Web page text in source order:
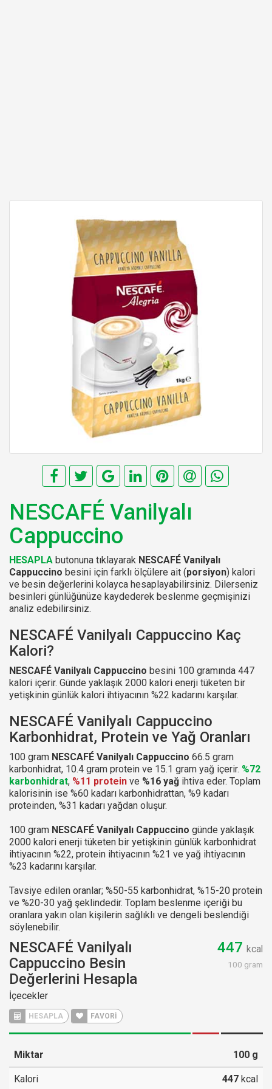
NESCAFÉ Vanilyalı
Cappuccino
HESAPLA butonuna tıklayarak NESCAFÉ Vanilyalı
Cappuccino besini için farklı ölçülere ait (porsiyon) kalori
ve besin değerlerini kolayca hesaplayabilirsiniz. Dilerseniz
besinleri günlüğünüze kaydederek beslenme geçmişinizi
analiz edebilirsiniz.
NESCAFÉ Vanilyalı Cappuccino Kaç
Kalori?
NESCAFÉ Vanilyalı Cappuccino besini 100 gramında 447
kalori içerir. Günde yaklaşık 2000 kalori enerji tüketen bir
yetişkinin günlük kalori ihtiyacının %22 kadarını karşılar.
NESCAFÉ Vanilyalı Cappuccino
Karbonhidrat, Protein ve Yağ Oranları
100 gram NESCAFÉ Vanilyalı Cappuccino 66.5 gram
karbonhidrat, 10.4 gram protein ve 15.1 gram yağ içerir. %72
karbonhidrat, %11 protein ve %16 yağ ihtiva eder. Toplam
kalorisinin ise %60 kadarı karbonhidrattan, %9 kadarı
proteinden, %31 kadarı yağdan oluşur.
100 gram NESCAFÉ Vanilyalı Cappuccino günde yaklaşık
2000 kalori enerji tüketen bir yetişkinin günlük karbonhidrat
ihtiyacının %22, protein ihtiyacının %21 ve yağ ihtiyacının
%23 kadarını karşılar.
Tavsiye edilen oranlar; %50-55 karbonhidrat, %15-20 protein
ve %20-30 yağ şeklindedir. Toplam beslenme içeriği bu
oranlara yakın olan kişilerin sağlıklı ve dengeli beslendiği
söylenebilir.
NESCAFÉ Vanilyalı
Cappuccino Besin
Değerlerini Hesapla
İçecekler
HESAPLA FAVORİ
447 kcal
100 gram
Miktar 100 g
Kalori 447 kcal